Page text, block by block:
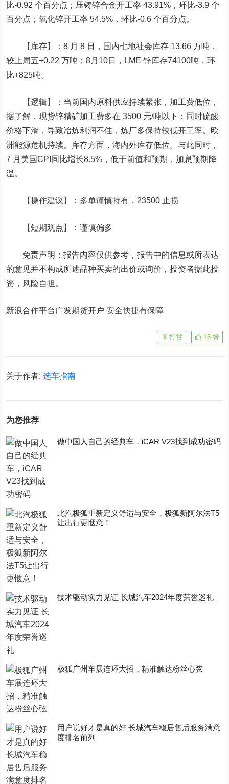
比-0.92 个百分点；压铸锌合金开工率 43.91%，环比-3.9 个
百分点；氧化锌开工率 54.5%，环比-0.6 个百分点。
【库存】：8 月 8 日，国内七地社会库存 13.66 万吨，
较上周五+0.22 万吨；8月10日，LME 锌库存74100吨，环
比+825吨。
【逻辑】：当前国内原料供应持续紧张，加工费低位，
据了解，现货锌精矿加工费多在 3500 元/吨以下；同时硫酸
价格下滑，导致冶炼利润不佳，炼厂多保持较低开工率。欧
洲能源危机持续。库存方面，海内外库存低位。与此同时，
7 月美国CPI同比增长8.5%，低于前值和预期，加息预期降
温。
【操作建议】：多单谨慎持有，23500 止损
【短期观点】：谨慎偏多
免责声明：报告内容仅供参考，报告中的信息或所表达
的意见并不构成所述品种买卖的出价或询价，投资者据此投
资，风险自担。
新浪合作平台广发期货开户 安全快捷有保障
16 赞
打赏
关于作者:选车指南
为您推荐
做中国人自己的经典车，iCAR V23找到成功密码
​北汽极狐重新定义舒适与安全，极狐新阿尔法T5
让出行更惬意！
技术驱动实力见证 长城汽车2024年度荣誉巡礼
极狐广州车展连环大招，精准触达粉丝心弦
用户说好才是真的好 长城汽车稳居售后服务满意
度排名前列